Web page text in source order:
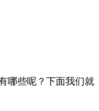
哪些呢？下面我们就